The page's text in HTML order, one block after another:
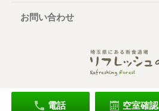
お問い合わせ
電話 空室確認